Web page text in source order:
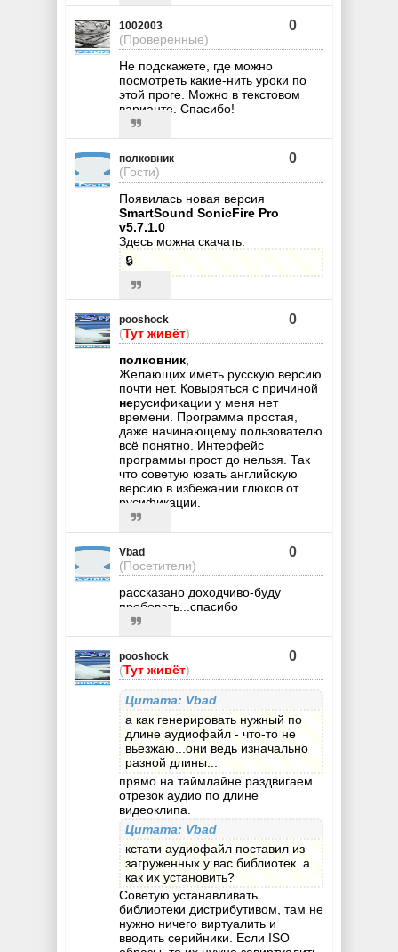
1002003
(Проверенные)
0
Не подскажете, где можно
посмотреть какие-нить уроки по
этой проге. Можно в текстовом
варианте. Спасибо!
полковник
(Гости)
0
Появилась новая версия
SmartSound SonicFire Pro
v5.7.1.0
Здесь можна скачать:
🔒
pooshock
(Тут живёт)
0
полковник
Желающих иметь русскую версию
почти нет. Ковыряться с причиной
нерусификации у меня нет
времени. Программа простая,
даже начинающему пользователю
всё понятно. Интерфейс
программы прост до нельзя. Так
что советую юзать английскую
версию в избежании глюков от
русификации.
Vbad
(Посетители)
0
рассказано доходчиво-буду
пробовать...спасибо
pooshock
(Тут живёт)
0
Цитата: Vbad
а как генерировать нужный по
длине аудиофайл - что-то не
вьезжаю...они ведь изначально
разной длины...
прямо на таймлайне раздвигаем
отрезок аудио по длине
видеоклипа.
Цитата: Vbad
кстати аудиофайл поставил из
загруженных у вас библиотек. а
как их установить?
Советую устанавливать
библиотеки дистрибутивом, там не
нужно ничего виртуалить и
вводить серийники. Если ISO